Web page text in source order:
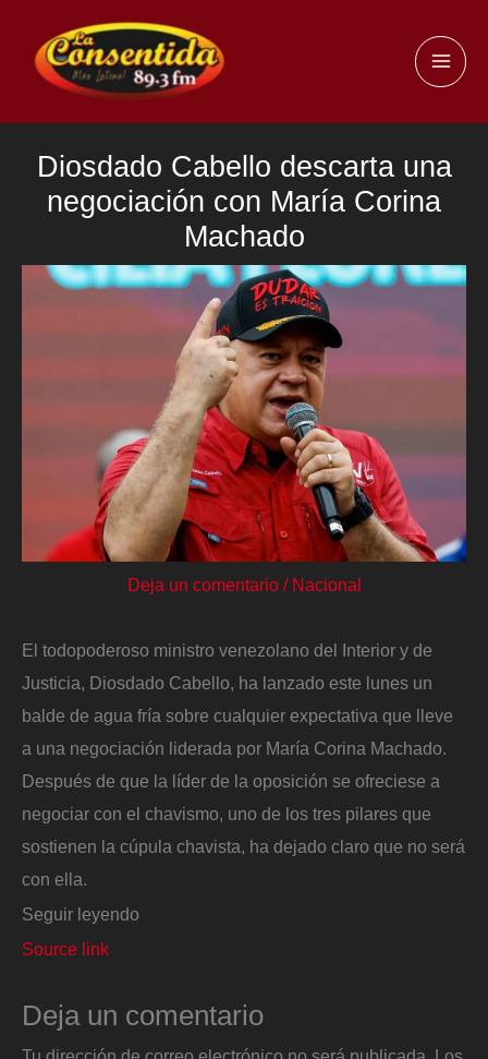
contenido
Diosdado Cabello descarta una
negociación con María Corina
Machado
Deja un comentario / Nacional
El todopoderoso ministro venezolano del Interior y de
Justicia, Diosdado Cabello, ha lanzado este lunes un
balde de agua fría sobre cualquier expectativa que lleve
a una negociación liderada por María Corina Machado.
Después de que la líder de la oposición se ofreciese a
negociar con el chavismo, uno de los tres pilares que
sostienen la cúpula chavista, ha dejado claro que no será
con ella.
Seguir leyendo
Source link
Deja un comentario